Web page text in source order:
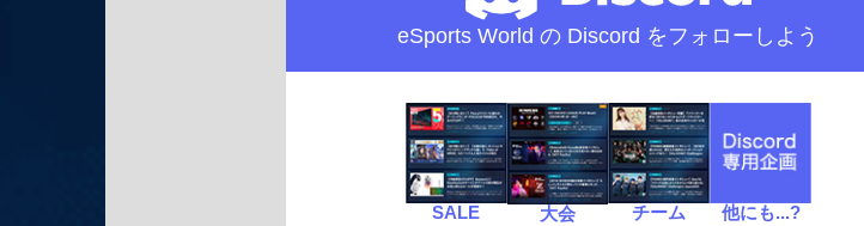
eSports World の Discord をフォローしよう
SALE 大会 チーム 他にも...?